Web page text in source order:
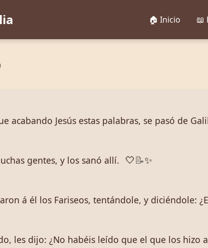
🏠 Inicio 📖
acabando Jesús estas palabras, se pasó de
gentes, y los sanó allí. 🤍 📝✨
á él los Fariseos, tentándole, y diciéndole:
les dijo: ¿No habéis leído que el que los hizo